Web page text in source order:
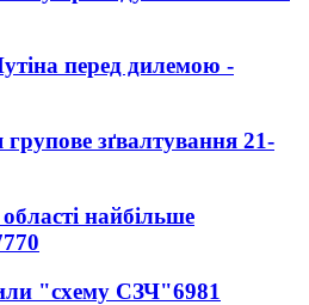
перед дилемою -
зґвалтування 21-
найбільше
"схему СЗЧ"6981